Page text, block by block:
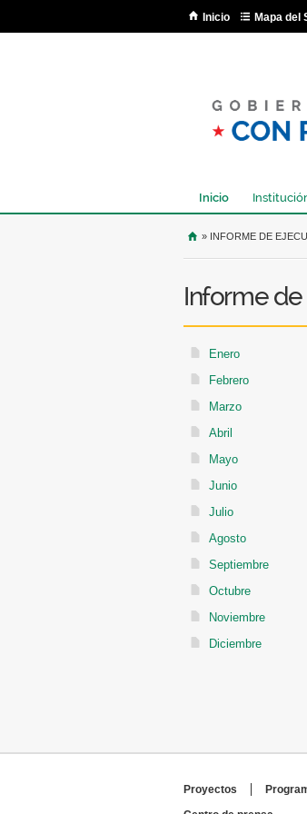
Inicio Mapa del
Inicio
USTED SE
» INFORME DE
Informe de
Enero
Febrero
Marzo
Abril
Mayo
Junio
Julio
Agosto
Septiembre
Octubre
Noviembre
Diciembre
Proyectos